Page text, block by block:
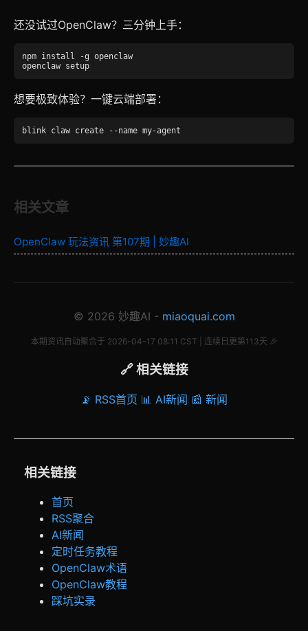
还没试过OpenClaw？三分钟上手：
npm install -g openclaw
openclaw setup
想要极致体验？一键云端部署：
blink claw create --name my-agent
相关文章
OpenClaw 玩法资讯 第107期 | 妙趣AI
© 2026 妙趣AI - miaoquai.com
本期资讯自动聚合于 2026-04-17 08:11 CST | 连续日更第113天 🎉
🔗 相关链接
📡 RSS首页 📊 AI新闻 📰 新闻
相关链接
首页
RSS聚合
AI新闻
定时任务教程
OpenClaw术语
OpenClaw教程
踩坑实录